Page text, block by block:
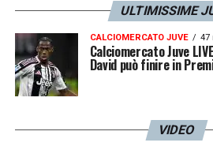
ULTIMISSIME
CALCIOMERCATO JUVE 47
Calciomercato Juve
David può finire in
VIDEO